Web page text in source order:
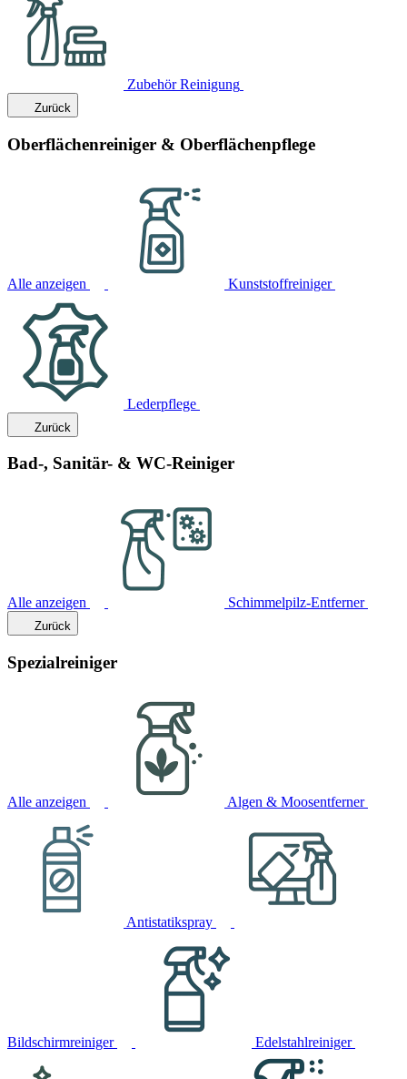
Zubehör Reinigung
Zurück
Oberflächenreiniger & Oberflächenpflege
Alle anzeigen Kunststoffreiniger
Lederpflege
Zurück
Bad-, Sanitär- & WC-Reiniger
Alle anzeigen Schimmelpilz-Entferner
Zurück
Spezialreiniger
Alle anzeigen Algen & Moosentferner
Antistatikspray
Bildschirmreiniger Edelstahlreiniger